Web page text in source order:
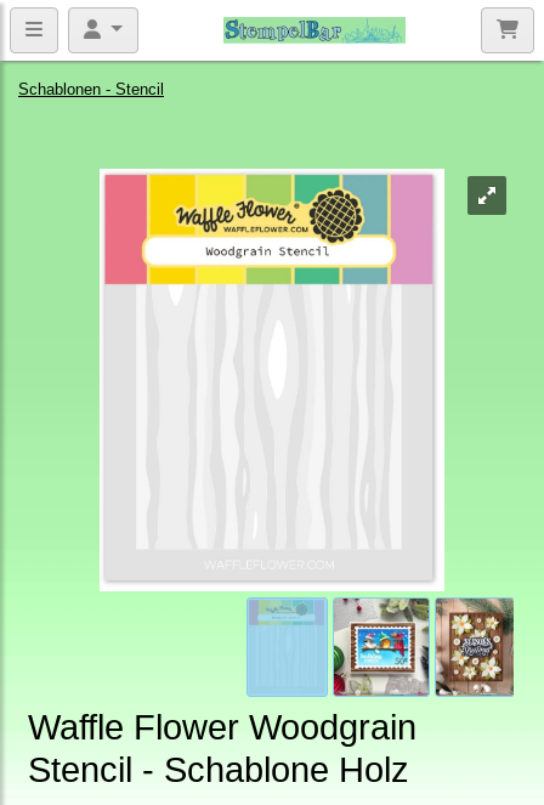
Schablonen - Stencil
Waffle Flower Woodgrain
Stencil - Schablone Holz